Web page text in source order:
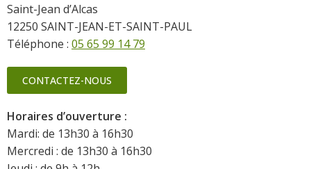
Saint-Jean d’Alcas
12250 SAINT-JEAN-ET-SAINT-PAUL
Téléphone : 05 65 99 14 79
CONTACTEZ-NOUS
Horaires d’ouverture :
Mardi: de 13h30 à 16h30
Mercredi : de 13h30 à 16h30